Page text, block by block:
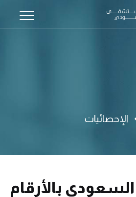
الإحصائيات
بالأرقام